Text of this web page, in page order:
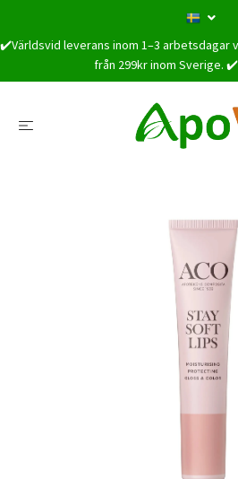
✔️Världsvid leverans inom 1–3 arbetsdagar
från 299kr inom Sverige.